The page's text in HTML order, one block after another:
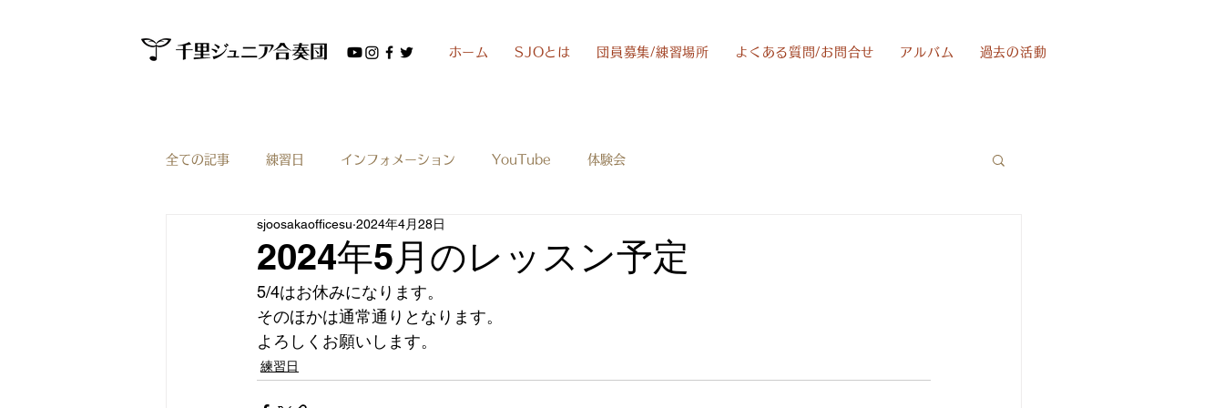
ホーム SJOとは 団員募集/練習場所 よくある質問/お問合せ アルバム 過去の活動
全ての記事 練習日 インフォメーション YouTube 体験会
2024年5月のレッスン予定
sjoosakaofficesu 2024年4月28日
5/4はお休みになります。
そのほかは通常通りとなります。
よろしくお願いします。
練習日